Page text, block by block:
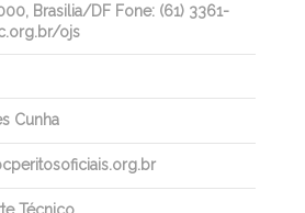
Brasilia/DF Fone: (61) 3361-
ojs
Cunha